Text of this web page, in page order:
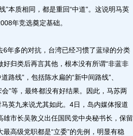
”本质相同，都是重回“中道”。这说明马英
年竞选奠定基础。
多的对抗，台湾已经习惯了蓝绿的分类
归类后再言其他，根本没有所谓“非蓝非
路线”，包括陈水扁的“新中间路线”、
会”等，最终都没有好结果。因此，马苏两
英九来说尤其如此。4日，岛内媒体报道
市长吴敦义出任国民党中央秘书长，保留
高级党职都是“立委”的先例，明显有稳